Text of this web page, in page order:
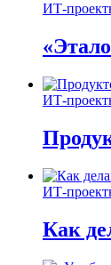
ИТ-
ИТ-
ИТ-
Как